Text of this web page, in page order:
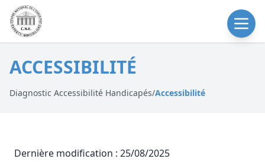
ACCESSIBILITÉ
Diagnostic Accessibilité Handicapés/Accessibilité
Dernière modification : 25/08/2025